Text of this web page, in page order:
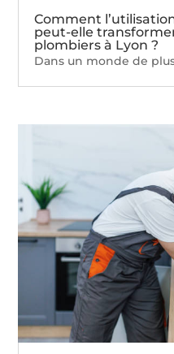
Comment
peut-elle
plombiers à Lyon ?
Dans un monde de